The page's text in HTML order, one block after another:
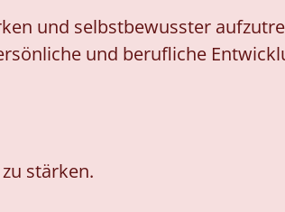
und selbstbewusster
und berufliche
stärken.